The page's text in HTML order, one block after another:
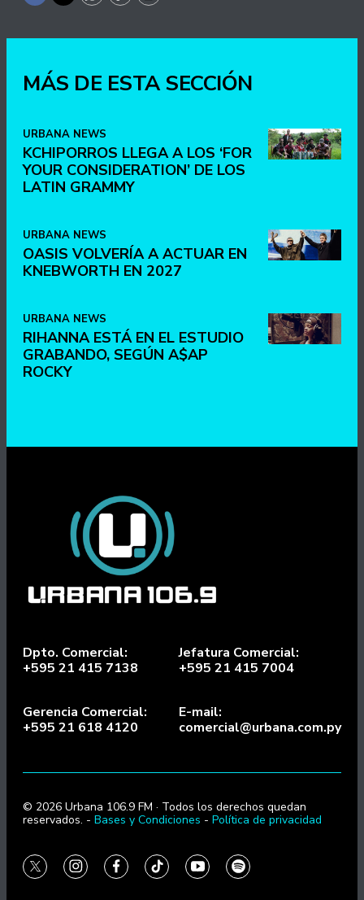
MÁS DE ESTA SECCIÓN
URBANA NEWS
KCHIPORROS LLEGA A LOS ‘FOR
YOUR CONSIDERATION’ DE LOS
LATIN GRAMMY
URBANA NEWS
OASIS VOLVERÍA A ACTUAR EN
KNEBWORTH EN 2027
URBANA NEWS
RIHANNA ESTÁ EN EL ESTUDIO
GRABANDO, SEGÚN A$AP
ROCKY
Dpto. Comercial:
+595 21 415 7138
Jefatura Comercial:
+595 21 415 7004
Gerencia Comercial:
+595 21 618 4120
E-mail:
comercial@urbana.com.py
© 2026 Urbana 106.9 FM · Todos los derechos quedan
reservados. - Bases y Condiciones - Política de privacidad
twitterinstagramfacebooktiktokyoutubespotify